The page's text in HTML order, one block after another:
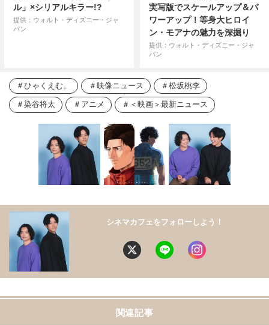
ル」×シリアルキラー!?
提供：ウォルト・ディズニー・ジャ
パン
実写版でスケールアップ＆パ
ワーアップ！等身大ヒロイ
ン・モアナの魅力を深掘り
提供：ウォルト・ディズニー・ジャ
パン
ひゃくえむ。 映像ニュース 松坂桃李
染谷将太 アニメ ＜映画＞最新ニュース
シネマカフェをフォローしよう！
関連記事